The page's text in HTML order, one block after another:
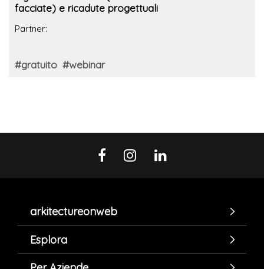
facciate) e ricadute progettuali
Partner:
#gratuito #webinar
arkitectureonweb
Esplora